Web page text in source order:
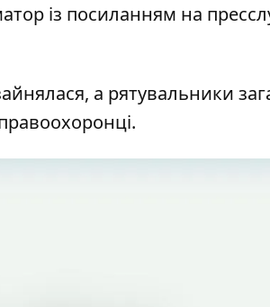
із посиланням на
а рятувальники